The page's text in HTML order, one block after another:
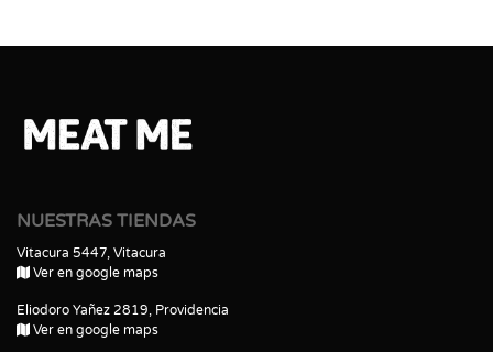
NUESTRAS TIENDAS
Vitacura 5447, Vitacura
Ver en google maps
Eliodoro Yañez 2819, Providencia
Ver en google maps